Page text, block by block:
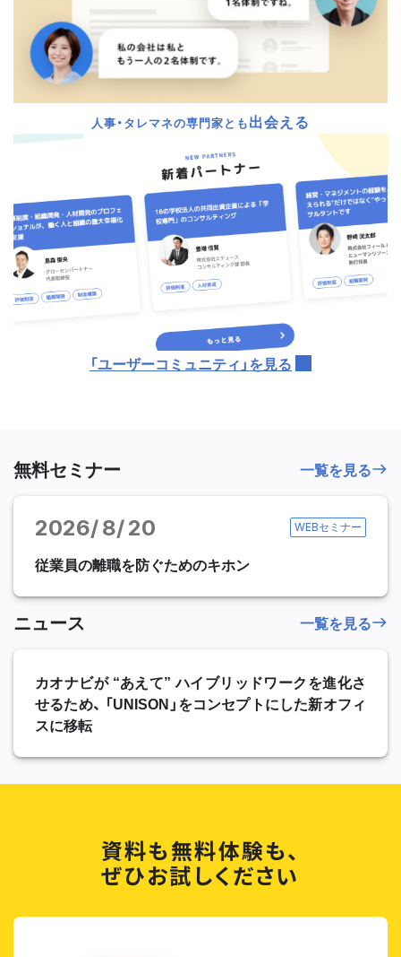
無料セミナー
2026 8 20 WEBセミナー
従業員の離職を防ぐためのキホン
一覧を見る
ニュース
カオナビが “あえて” ハイブリッドワークを進化さ
せるため、 「UNISON」をコンセプトにした新オフィ
スに移転
一覧を見る
人事・タレマネの専門家とも出会える
「ユーザーコミュニティ」を見る
資料も無料体験も、
ぜひお試しください